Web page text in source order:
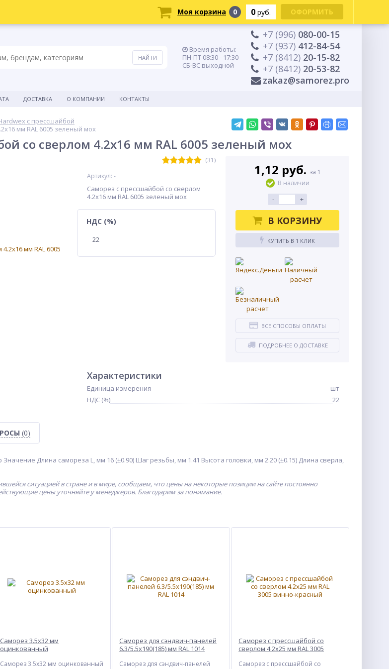
Время работы:
ПН-ПТ 08:30 - 17:30
СБ-ВС выходной
+7 (996) 080-00-15
+7 (937) 412-84-54
+7 (8412) 20-15-82
+7 (8412) 20-53-82
zakaz@samorez.pro
ДОСТАВКА О КОМПАНИИ КОНТАКТЫ
с прессшайбой
мм RAL 6005 зеленый мох
со сверлом 4.2x16 мм RAL 6005 зеленый мох
(31)
Артикул: -
Саморез с прессшайбой со сверлом
4.2x16 мм RAL 6005 зеленый мох
НДС (%)
22
1,12 руб. за 1
В наличии
- +
В КОРЗИНУ
КУПИТЬ В 1 КЛИК
ВСЕ СПОСОБЫ ОПЛАТЫ
ПОДРОБНЕЕ О ДОСТАВКЕ
Характеристики
Единица измерения
шт
НДС (%)
22
(0)
Длина самореза L, мм 16 (±0.90) Шаг резьбы, мм 1.41 Высота головки, мм 2.20 (±0.15) Длина сверла,
ситуацией в стране и в мире, сообщаем, что цены на некоторые позиции на сайте постоянно
цены уточняйте у менеджеров. Благодарим за понимание.
Саморез 3.5х32 мм
оцинкованный
Саморез 3.5х32 мм оцинкованный
Саморез для сэндвич-панелей
6.3/5.5х190(185) мм RAL 1014
Саморез для сэндвич-панелей
Саморез с прессшайбой со
сверлом 4.2x25 мм RAL 3005
Саморез с прессшайбой со
Моя корзина 0 0 руб. ОФОРМИТЬ